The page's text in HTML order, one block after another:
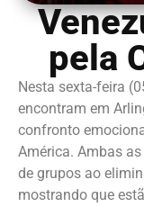
pela
Nesta sexta-feira
encontram em
confronto
América. Ambas
de grupos ao
mostrando que